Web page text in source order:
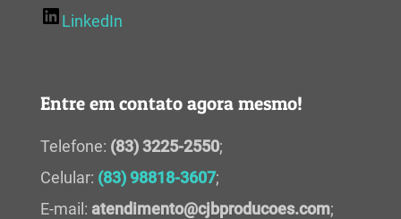
LinkedIn
Entre em contato agora mesmo!
Telefone: (83) 3225-2550;
Celular: (83) 98818-3607;
E-mail: atendimento@cjbproducoes.com;